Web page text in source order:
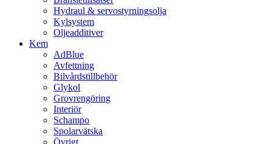
Hydraul & servostyrningsolja
Kylsystem
Oljeadditiver
Kem
AdBlue
Avfettning
Bilvårdstillbehör
Glykol
Grovrengöring
Interiör
Schampo
Spolarvätska
Övrigt